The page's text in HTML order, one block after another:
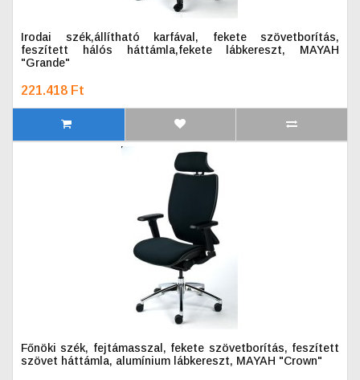
Irodai szék,állítható karfával, fekete szövetborítás,
feszített hálós háttámla,fekete lábkereszt, MAYAH
"Grande"
221.418 Ft
Főnöki szék, fejtámasszal, fekete szövetborítás, feszített
szövet háttámla, alumínium lábkereszt, MAYAH "Crown"